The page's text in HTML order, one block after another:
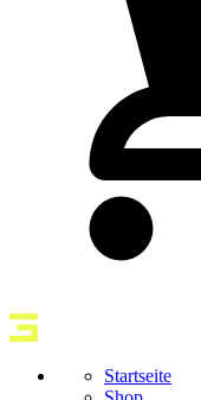
Startseite